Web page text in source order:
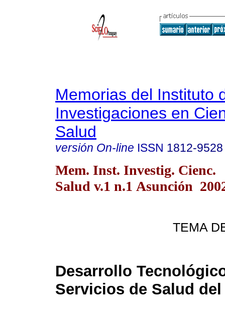
Memorias del Instituto
Investigaciones en
Salud
versión On-line ISSN 1812-9528
Mem. Inst. Investig. Cienc.
Salud v.1 n.1 Asunción
TEMA
Desarrollo
Servicios de Salud